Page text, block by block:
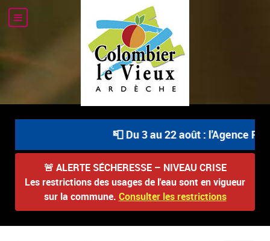
📮 Du 3 au 22 août : l'Agence
🚨 ALERTE SÉCHERESSE – NIVEAU CRISE
Les restrictions des usages de l'eau sont en vigueur
sur la commune. Consulter les restrictions